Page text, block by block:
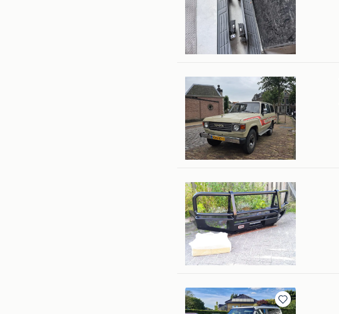
Gianni’s Detailing House
Ninove
Mijn
Favorieten
jochem
Antwerpen
Mijn
Favorieten
Bastiaan
Kinderdijk
Bewaren